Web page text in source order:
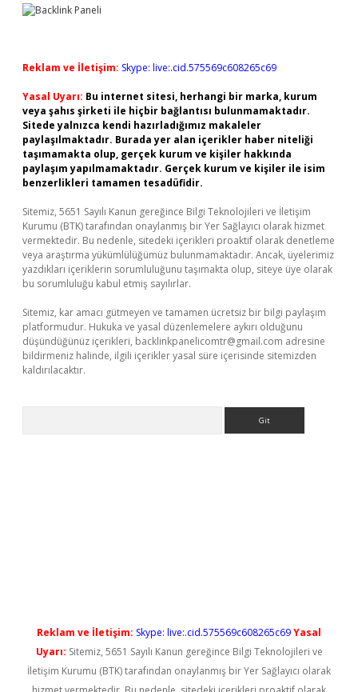
Reklam ve İletişim: Skype: live:.cid.575569c608265c69
Yasal Uyarı: Bu internet sitesi, herhangi bir marka, kurum
veya şahıs şirketi ile hiçbir bağlantısı bulunmamaktadır.
Sitede yalnızca kendi hazırladığımız makaleler
paylaşılmaktadır. Burada yer alan içerikler haber niteliği
taşımamakta olup, gerçek kurum ve kişiler hakkında
paylaşım yapılmamaktadır. Gerçek kurum ve kişiler ile isim
benzerlikleri tamamen tesadüfidir.
Sitemiz, 5651 Sayılı Kanun gereğince Bilgi Teknolojileri ve İletişim
Kurumu (BTK) tarafından onaylanmış bir Yer Sağlayıcı olarak hizmet
vermektedir. Bu nedenle, sitedeki içerikleri proaktif olarak denetleme
veya araştırma yükümlülüğümüz bulunmamaktadır. Ancak, üyelerimiz
yazdıkları içeriklerin sorumluluğunu taşımakta olup, siteye üye olarak
bu sorumluluğu kabul etmiş sayılırlar.
Sitemiz, kar amacı gütmeyen ve tamamen ücretsiz bir bilgi paylaşım
platformudur. Hukuka ve yasal düzenlemelere aykırı olduğunu
düşündüğünüz içerikleri, backlinkpanelicomtr@gmail.com adresine
bildirmeniz halinde, ilgili içerikler yasal süre içerisinde sitemizden
kaldırılacaktır.
Reklam ve İletişim: Skype: live:.cid.575569c608265c69Yasal
Uyarı: Sitemiz, 5651 Sayılı Kanun gereğince Bilgi Teknolojileri ve
İletişim Kurumu (BTK) tarafından onaylanmış bir Yer Sağlayıcı olarak